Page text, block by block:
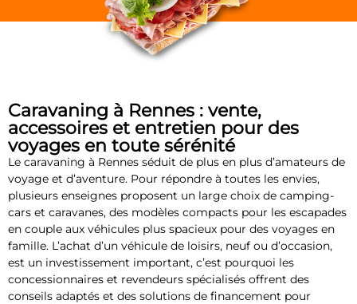
Caravaning à Rennes : vente,
accessoires et entretien pour des
voyages en toute sérénité
Le caravaning à Rennes séduit de plus en plus d’amateurs de
voyage et d’aventure. Pour répondre à toutes les envies,
plusieurs enseignes proposent un large choix de camping-
cars et caravanes, des modèles compacts pour les escapades
en couple aux véhicules plus spacieux pour des voyages en
famille. L’achat d’un véhicule de loisirs, neuf ou d’occasion,
est un investissement important, c’est pourquoi les
concessionnaires et revendeurs spécialisés offrent des
conseils adaptés et des solutions de financement pour